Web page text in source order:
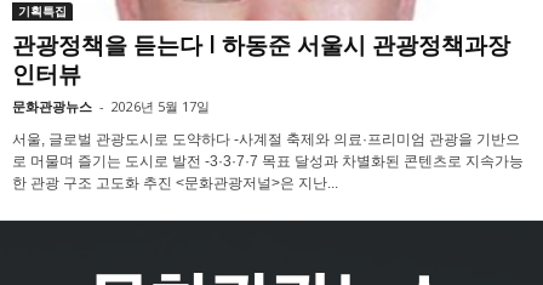
기획특집
관광정책을 듣는다 l 하동준 서울시 관광정책과장
인터뷰
문화관광뉴스 - 2026년 5월 17일
서울, 글로벌 관광도시로 도약하다 -사계절 축제와 의료·프리미엄 관광을 기반으
로 머물며 즐기는 도시로 발전 -3·3·7·7 목표 달성과 차별화된 콘텐츠로 지속가능
한 관광 구조 고도화 추진 <문화관광저널>은 지난...